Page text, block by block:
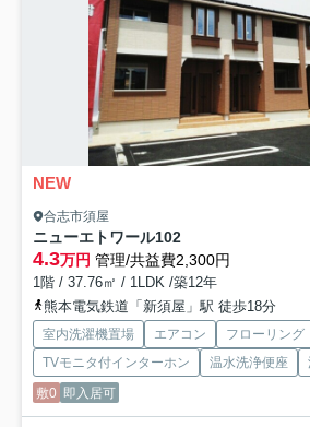
NEW
合志市須屋
ニューエトワール102
4.3万円 管理/共益費2,300円
1階 / 37.76㎡ / 1LDK /築12年
熊本電気鉄道「新須屋」駅 徒歩18分
室内洗濯機置場 エアコン
フローリング
TVモニタ付インターホン
温水洗浄便座
敷0 即入居可